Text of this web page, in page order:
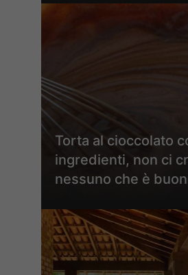
Torta al cioccolato
ingredienti, non ci
nessuno che è